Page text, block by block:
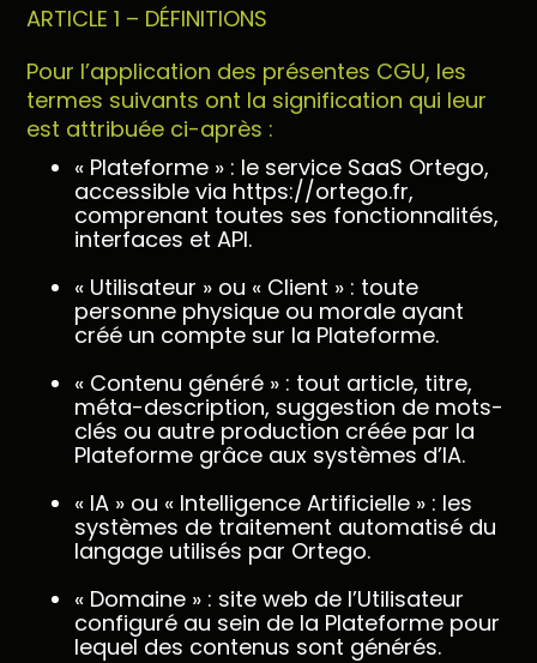
ARTICLE 1 – DÉFINITIONS
Pour l’application des présentes CGU, les
termes suivants ont la signification qui leur
est attribuée ci-après :
« Plateforme » : le service SaaS Ortego,
accessible via https://ortego.fr,
comprenant toutes ses fonctionnalités,
interfaces et API.
« Utilisateur » ou « Client » : toute
personne physique ou morale ayant
créé un compte sur la Plateforme.
« Contenu généré » : tout article, titre,
méta-description, suggestion de mots-
clés ou autre production créée par la
Plateforme grâce aux systèmes d’IA.
« IA » ou « Intelligence Artificielle » : les
systèmes de traitement automatisé du
langage utilisés par Ortego.
« Domaine » : site web de l’Utilisateur
configuré au sein de la Plateforme pour
lequel des contenus sont générés.